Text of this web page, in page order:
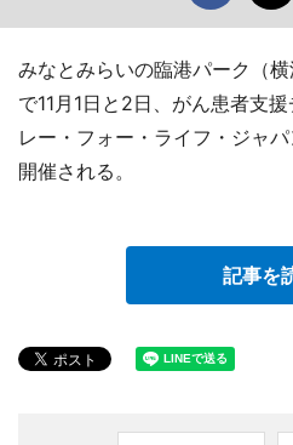
みなとみらいの臨港パーク（横
で11月1日と2日、がん患者支
レー・フォー・ライフ・ジャ
開催される。
記事を